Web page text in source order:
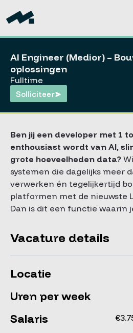
AI Engineer (Medior) –
oplossingen
Fulltime
Solliciteer
Ben jij een developer met 1
enthousiast wordt van AI,
grote hoeveelheden data?
systemen die dagelijks meer
verwerken én tegelijkertijd
platformen met de nieuwste
Dan is dit een functie waarin
Vacature details
Locatie
Uren per week
Salaris